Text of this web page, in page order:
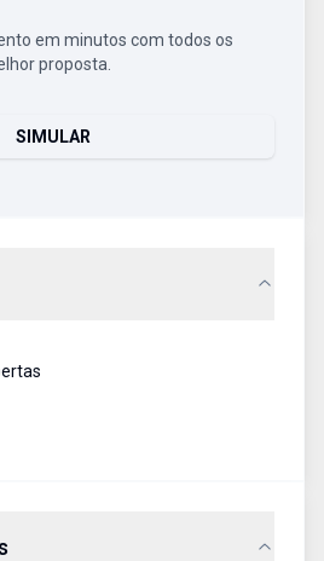
em minutos com todos os
proposta.
SIMULAR